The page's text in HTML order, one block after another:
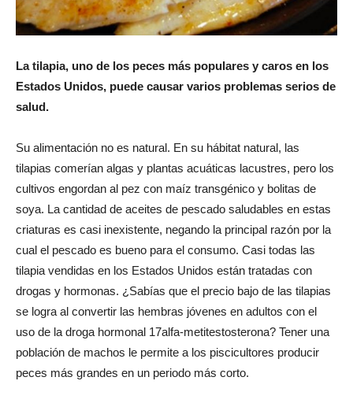
La tilapia, uno de los peces más populares y caros en los
Estados Unidos, puede causar varios problemas serios de
salud.
Su alimentación no es natural. En su hábitat natural, las
tilapias comerían algas y plantas acuáticas lacustres, pero los
cultivos engordan al pez con maíz transgénico y bolitas de
soya. La cantidad de aceites de pescado saludables en estas
criaturas es casi inexistente, negando la principal razón por la
cual el pescado es bueno para el consumo. Casi todas las
tilapia vendidas en los Estados Unidos están tratadas con
drogas y hormonas. ¿Sabías que el precio bajo de las tilapias
se logra al convertir las hembras jóvenes en adultos con el
uso de la droga hormonal 17alfa-metitestosterona? Tener una
población de machos le permite a los piscicultores producir
peces más grandes en un periodo más corto.